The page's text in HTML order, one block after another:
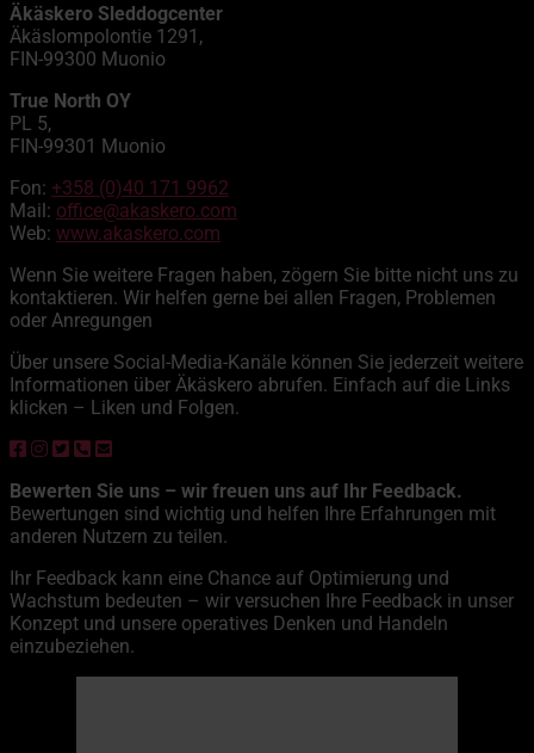
Äkäskero Sleddogcenter
Äkäslompolontie 1291,
FIN-99300 Muonio
True North OY
PL 5,
FIN-99301 Muonio
Fon: +358 (0)40 171 9962
Mail: office@akaskero.com
Web: www.akaskero.com
Wenn Sie weitere Fragen haben, zögern Sie bitte nicht uns zu
kontaktieren. Wir helfen gerne bei allen Fragen, Problemen
oder Anregungen
Über unsere Social-Media-Kanäle können Sie jederzeit weitere
Informationen über Äkäskero abrufen. Einfach auf die Links
klicken – Liken und Folgen.
Bewerten Sie uns – wir freuen uns auf Ihr Feedback.
Bewertungen sind wichtig und helfen Ihre Erfahrungen mit
anderen Nutzern zu teilen.
Ihr Feedback kann eine Chance auf Optimierung und
Wachstum bedeuten – wir versuchen Ihre Feedback in unser
Konzept und unsere operatives Denken und Handeln
einzubeziehen.